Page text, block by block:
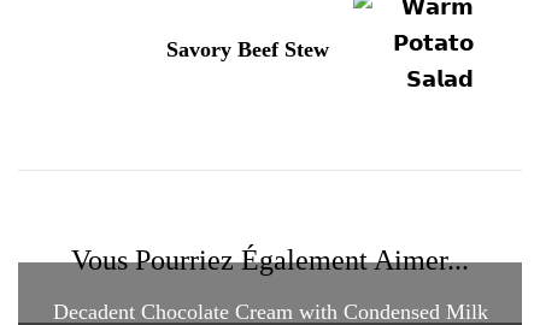
Savory Beef Stew
Vous Pourriez Également Aimer...
Decadent Chocolate Cream with Condensed Milk